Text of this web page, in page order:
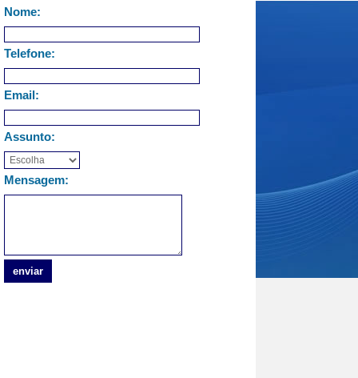
Nome:
Telefone:
Email:
Assunto:
Mensagem: